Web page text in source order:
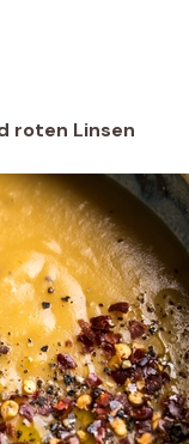
roten Linsen